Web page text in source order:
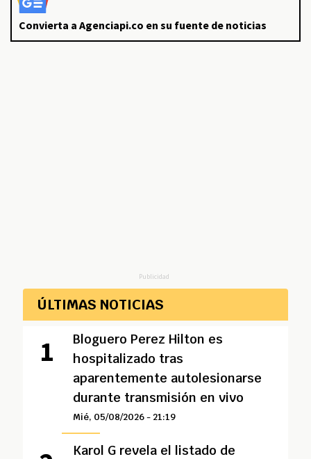
Convierta a Agenciapi.co en su fuente de noticias
Publicidad
ÚLTIMAS NOTICIAS
Bloguero Perez Hilton es
hospitalizado tras
aparentemente autolesionarse
durante transmisión en vivo
Mié, 05/08/2026 - 21:19
Karol G revela el listado de